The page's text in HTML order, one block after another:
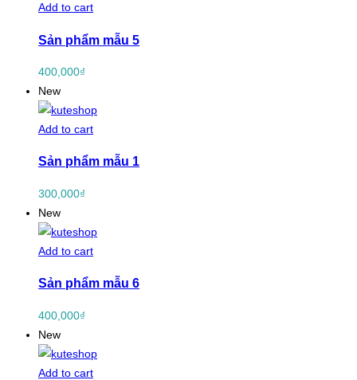
Add to cart
Sản phẩm mẫu 5
400,000₫
New
Add to cart
Sản phẩm mẫu 1
300,000₫
New
Add to cart
Sản phẩm mẫu 6
400,000₫
New
Add to cart